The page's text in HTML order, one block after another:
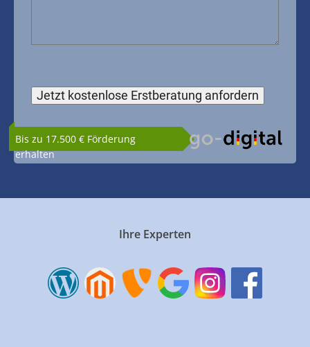
Bis zu 17.500 € Förderung
erhalten
Ihre Experten